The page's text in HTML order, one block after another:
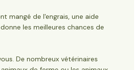
mangé de l'engrais, une aide
les meilleures chances de
De nombreux vétérinaires